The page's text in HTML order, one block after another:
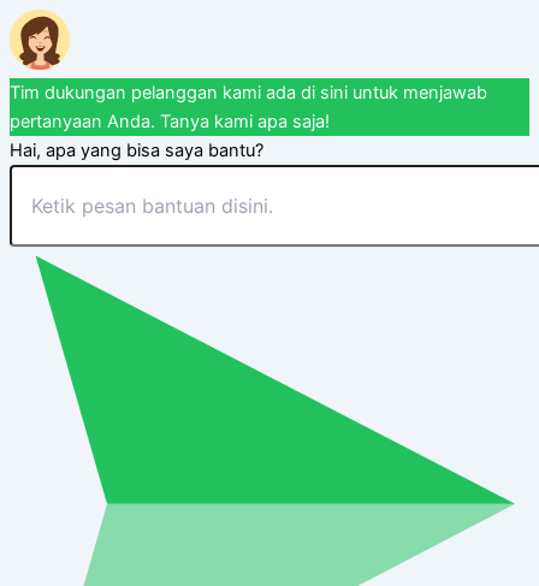
Tim dukungan pelanggan kami ada di sini untuk menjawab
pertanyaan Anda. Tanya kami apa saja!
Hai, apa yang bisa saya bantu?